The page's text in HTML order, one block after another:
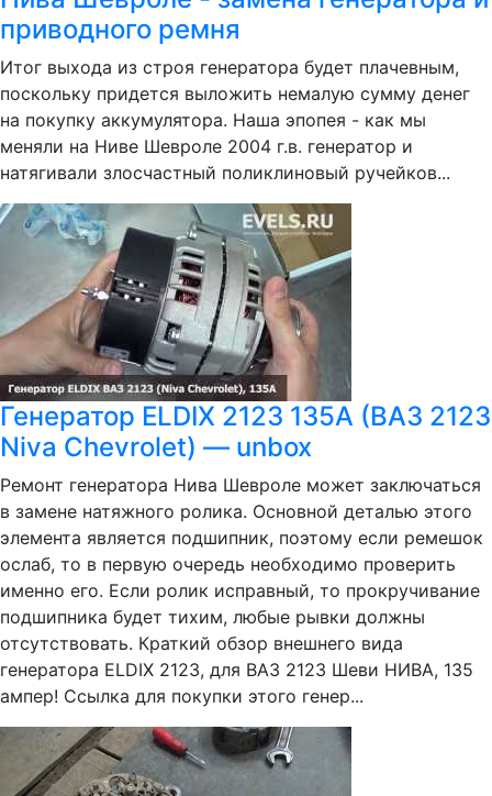
приводного ремня
Итог выхода из строя генератора будет плачевным,
поскольку придется выложить немалую сумму денег
на покупку аккумулятора. Наша эпопея - как мы
меняли на Ниве Шевроле 2004 г.в. генератор и
натягивали злосчастный поликлиновый ручейков...
Генератор ELDIX 2123 135А (ВАЗ 2123
Niva Chevrolet) — unbox
Ремонт генератора Нива Шевроле может заключаться
в замене натяжного ролика. Основной деталью этого
элемента является подшипник, поэтому если ремешок
ослаб, то в первую очередь необходимо проверить
именно его. Если ролик исправный, то прокручивание
подшипника будет тихим, любые рывки должны
отсутствовать. Краткий обзор внешнего вида
генератора ELDIX 2123, для ВАЗ 2123 Шеви НИВА, 135
ампер! Ссылка для покупки этого генер...